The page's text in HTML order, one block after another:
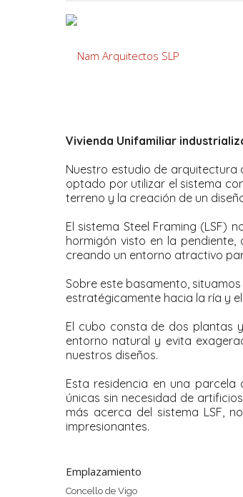
Vivienda Unifamiliar
Nuestro estudio de arquitectura
optado por utilizar el sistema
terreno y la creación de un
El sistema Steel Framing (LSF)
hormigón visto en la
creando un entorno atractivo
Sobre este basamento,
estratégicamente hacia la ría y
El cubo consta de dos plantas
entorno natural y evita
nuestros diseños.
Esta residencia en una
únicas sin necesidad de
más acerca del sistema LSF,
impresionantes.
Emplazamiento
Concello de Vigo